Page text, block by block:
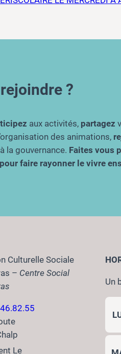
?
aux activités, partagez
des animations,
la gouvernance. Faites vous
faire rayonner le vivre
Culturelle Sociale
– Centre Social
Le
Un